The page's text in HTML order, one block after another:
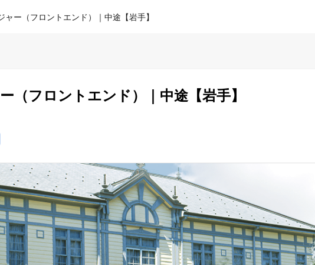
ャー（フロントエンド）｜中途【岩手】
（フロントエンド）｜中途【岩手】